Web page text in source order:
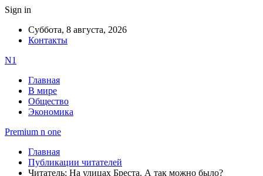
Sign in
Суббота, 8 августа, 2026
Контакты
N1
Главная
В мире
Общество
Экономика
Premium n one
Главная
Публикации читателей
Читатель: На улицах Бреста. А так можно было?